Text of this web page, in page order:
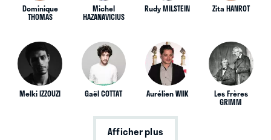
Dominique
THOMAS
Michel
HAZANAVICIUS
Rudy MILSTEIN Zita HANROT
Melki IZZOUZI Gaël COTTAT Aurélien WIIK Les Frères
GRIMM
Afficher plus